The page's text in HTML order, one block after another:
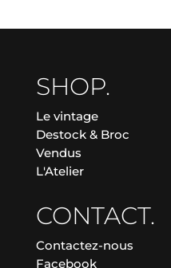
SHOP.
Le vintage
Destock & Broc
Vendus
L'Atelier
CONTACT.
Contactez-nous
Facebook